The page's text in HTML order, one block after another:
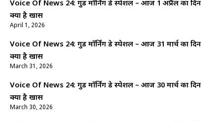
Voice Of News 24: गुड माॅर्निंग डे स्पेशल – आज 1 अप्रैल का दिन
क्यों है खास
April 1, 2026
Voice Of News 24: गुड माॅर्निंग डे स्पेशल – आज 31 मार्च का दिन
क्यों है खास
March 31, 2026
Voice Of News 24: गुड माॅर्निंग डे स्पेशल – आज 30 मार्च का दिन
क्यों है खास
March 30, 2026